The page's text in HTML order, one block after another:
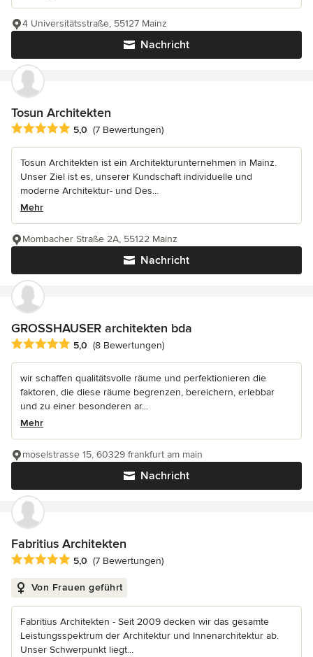
Nachricht
4 Universitätsstraße, 55127 Mainz
Tosun Architekten
Durchschnittliche Bewertung: 5 von 5 Sternen
5,0 (7 Bewertungen)
Tosun Architekten ist ein Architekturunternehmen in Mainz.
Unser Ziel ist es, unserer Kundschaft individuelle und
moderne Architektur- und Des...
Mehr
Nachricht
Mombacher Straße 2A, 55122 Mainz
GROSSHAUSER architekten bda
Durchschnittliche Bewertung: 5 von 5 Sternen
5,0 (8 Bewertungen)
wir schaffen qualitätsvolle räume und perfektionieren die
faktoren, die diese räume begrenzen, bereichern, erlebbar
und zu einer besonderen ar...
Mehr
Nachricht
moselstrasse 15, 60329 frankfurt am main
Fabritius Architekten
Durchschnittliche Bewertung: 5 von 5 Sternen
5,0 (7 Bewertungen)
Von Frauen geführt
Fabritius Architekten - Seit 2009 decken wir das gesamte
Leistungsspektrum der Architektur und Innenarchitektur ab.
Unser Schwerpunkt liegt...